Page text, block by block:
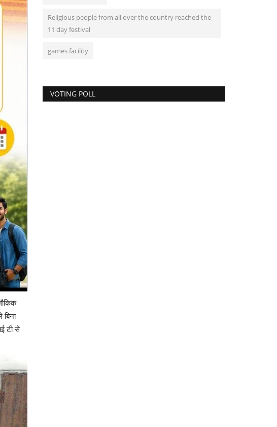
टी से
Religious people from all over the country reached the
11 day festival
games facility
VOTING POLL